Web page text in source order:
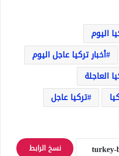
اليوم
أخبار تركيا عاجل اليوم
العاجلة
تركيا عاجل
نسخ الرابط